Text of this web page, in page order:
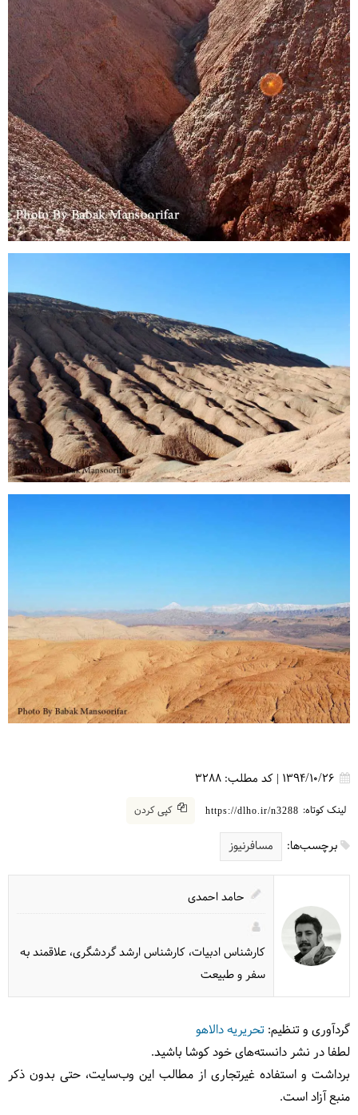
1394/10/26
| کد مطلب: 3288
لینک کوتاه: https://dlho.ir/n3288 کپی کردن
برچسب‌ها: مسافرنیوز
حامد احمدی
کارشناس ادبیات، کارشناس ارشد گردشگری، علاقمند به
سفر و طبیعت
گردآوری و تنظیم: تحریریه دالاهو
لطفا در نشر دانسته‌های خود کوشا باشید.
برداشت و استفاده غیرتجاری از مطالب این وب‌سایت، حتی بدون ذکر
منبع آزاد است.